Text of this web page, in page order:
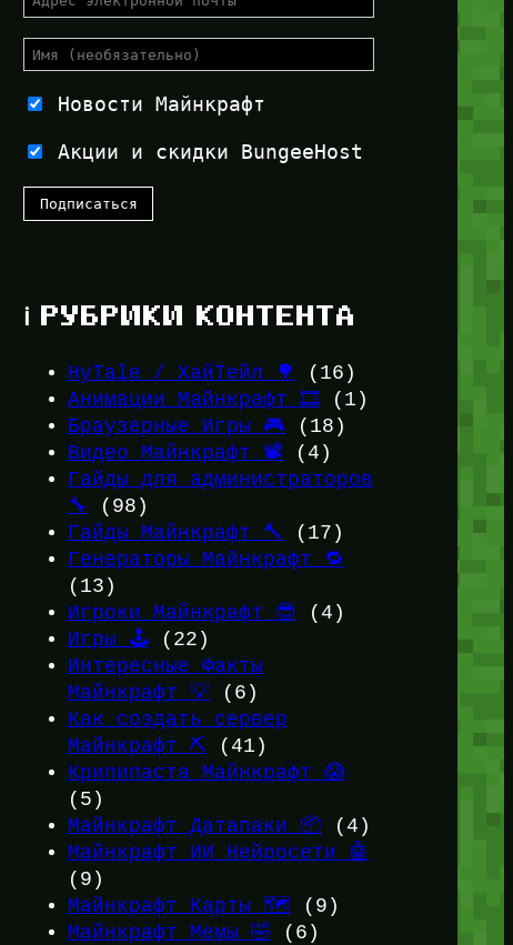
Новости Майнкрафт
Акции и скидки BungeeHost
ℹ️ РУБРИКИ КОНТЕНТА
HyTale / ХайТейл 🌳
(16)
Анимации Майнкрафт 🎞️ (1)
Браузерные Игры 🎮 (18)
Видео Майнкрафт 📽️ (4)
Гайды для администраторов
🔧
(98)
Гайды Майнкрафт 🔨
(17)
Генераторы Майнкрафт 🔁
(13)
Игроки Майнкрафт 😎 (4)
Игры 🕹️ (22)
Интересные Факты
Майнкрафт 💡 (6)
Как создать сервер
Майнкрафт ⛏️ (41)
Крипипаста Майнкрафт 😱
(5)
Майнкрафт Датапаки 📦 (4)
Майнкрафт ИИ Нейросети 🤖
(9)
Майнкрафт Карты 🗺️ (9)
Майнкрафт Мемы 🤣 (6)